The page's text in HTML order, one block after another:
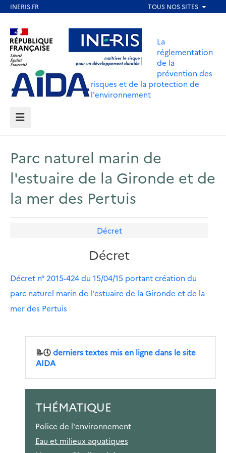
contenu
principal
Aller au contenu Aller au menu
Aller au pied de page
La
réglementation
de la
prévention des
risques et de la protection de
l'environnement
MENU
Parc naturel marin de
l'estuaire de la Gironde et de
la mer des Pertuis
Décret
Décret
Décret n° 2015-424 du 15/04/15 portant création du
parc naturel marin de l'estuaire de la Gironde et de la
mer des Pertuis
📝🕔derniers textes mis en ligne dans le site
AIDA
THÉMATIQUE
Police de l'environnement
Eau et milieux aquatiques